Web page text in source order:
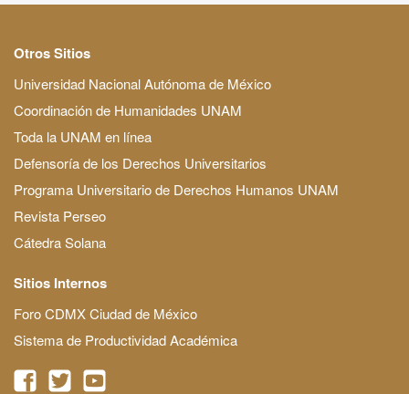
Otros Sitios
Universidad Nacional Autónoma de México
Coordinación de Humanidades UNAM
Toda la UNAM en línea
Defensoría de los Derechos Universitarios
Programa Universitario de Derechos Humanos UNAM
Revista Perseo
Cátedra Solana
Sitios Internos
Foro CDMX Ciudad de México
Sistema de Productividad Académica